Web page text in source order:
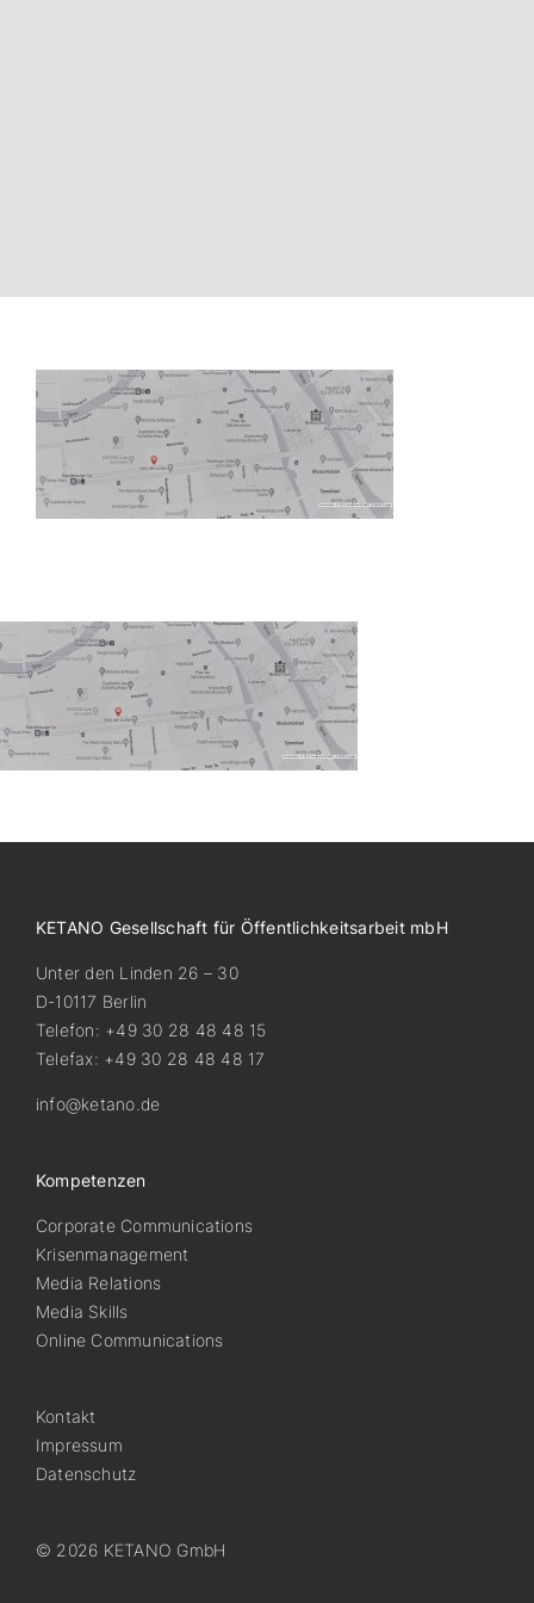
KETANO Gesellschaft für Öffentlichkeitsarbeit mbH
Unter den Linden 26 – 30
D-10117 Berlin
Telefon: +49 30 28 48 48 15
Telefax: +49 30 28 48 48 17
info@ketano.de
Kompetenzen
Corporate Communications
Krisenmanagement
Media Relations
Media Skills
Online Communications
Kontakt
Impressum
Datenschutz
© 2026 KETANO GmbH